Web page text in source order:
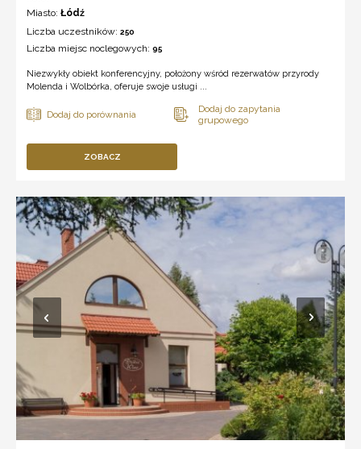
Miasto: Łódź
Liczba uczestników: 250
Liczba miejsc noclegowych: 95
Niezwykły obiekt konferencyjny, położony wśród rezerwatów przyrody
Molenda i Wolbórka, oferuje swoje usługi ...
ZOBACZ